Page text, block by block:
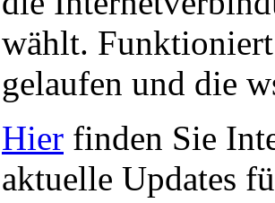
wählt.
gelaufen und die
Hier finden Sie
aktuelle Updates